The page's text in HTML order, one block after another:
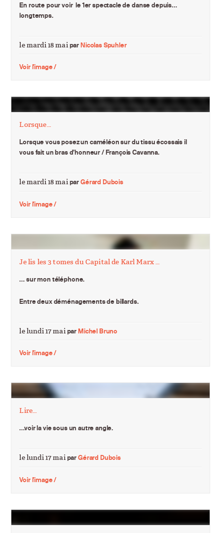
En route pour voir le 1er spectacle de danse depuis…
longtemps.
le mardi 18 mai parNicolas Spuhler
Voir l'image /
Lorsque…
Lorsque vous posez un caméléon sur du tissu écossais il
vous fait un bras d’honneur / François Cavanna.
le mardi 18 maiparGérard Dubois
Voir l'image /
Je lis les 3 tomes du Capital de Karl Marx …
… sur mon téléphone.
Entre deux déménagements de billards.
le lundi 17 mai parMichel Bruno
Voir l'image /
Lire…
…voir la vie sous un autre angle.
le lundi 17 maiparGérard Dubois
Voir l'image /